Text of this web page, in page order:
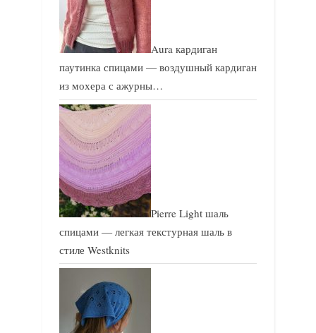
Aura кардиган
паутинка спицами — воздушный кардиган
из мохера с ажурны…
Pierre Light шаль
спицами — легкая текстурная шаль в
стиле Westknits